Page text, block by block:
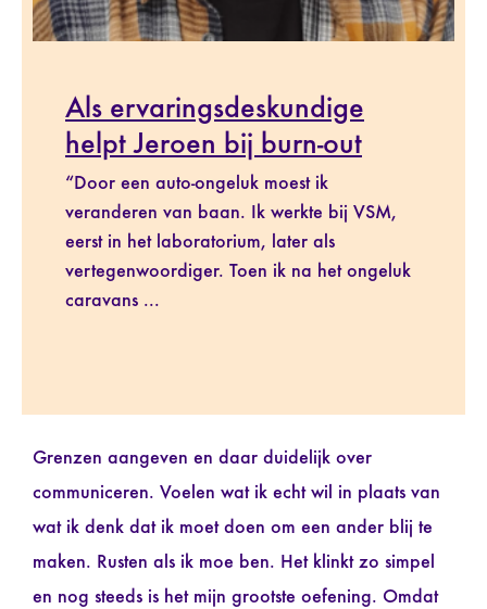
Als ervaringsdeskundige
helpt Jeroen bij burn-out
“Door een auto-ongeluk moest ik
veranderen van baan. Ik werkte bij VSM,
eerst in het laboratorium, later als
vertegenwoordiger. Toen ik na het ongeluk
caravans ...
Grenzen aangeven en daar duidelijk over
communiceren. Voelen wat ik echt wil in plaats van
wat ik denk dat ik moet doen om een ander blij te
maken. Rusten als ik moe ben. Het klinkt zo simpel
en nog steeds is het mijn grootste oefening. Omdat